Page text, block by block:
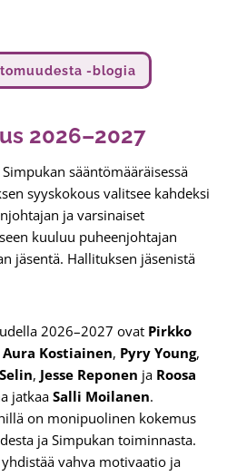
-blogia
2026–2027
sääntömääräisessä
syyskokous valitsee kahdeksi
ja varsinaiset
kuuluu puheenjohtajan
jäsentä. Hallituksen jäsenistä
2026–2027 ovat Pirkko
Aura Kostiainen, Pyry Young,
, Jesse Reponen ja Roosa
jatkaa Salli Moilanen.
on monipuolinen kokemus
ja Simpukan toiminnasta.
vahva motivaatio ja